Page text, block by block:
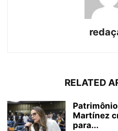
RELATED
Martínez
para...